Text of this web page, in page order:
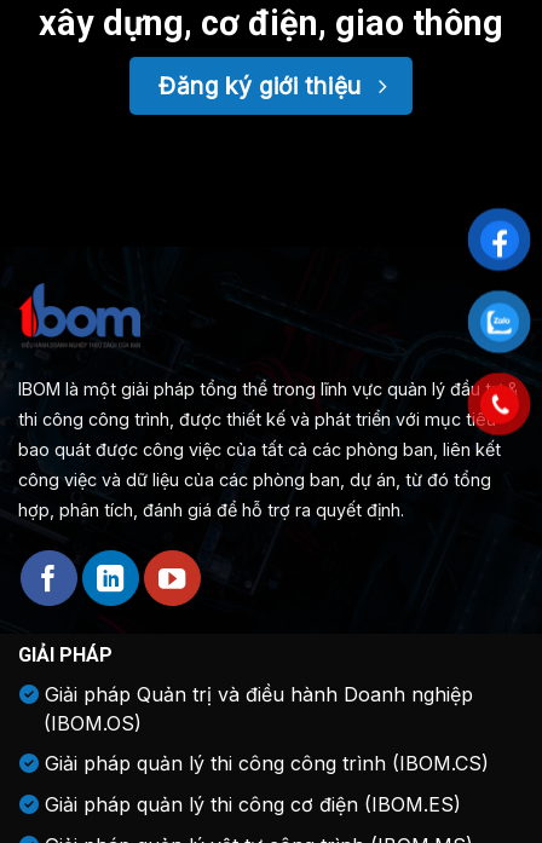
xây dựng, cơ điện, giao thông
Đăng ký giới thiệu
IBOM là một giải pháp tổng thể trong lĩnh vực quản lý đầu tư &
thi công công trình, được thiết kế và phát triển với mục tiêu
bao quát được công việc của tất cả các phòng ban, liên kết
công việc và dữ liệu của các phòng ban, dự án, từ đó tổng
hợp, phân tích, đánh giá để hỗ trợ ra quyết định.
GIẢI PHÁP
Giải pháp Quản trị và điều hành Doanh nghiệp
(IBOM.OS)
Giải pháp quản lý thi công công trình (IBOM.CS)
Giải pháp quản lý thi công cơ điện (IBOM.ES)